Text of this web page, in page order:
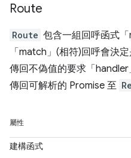
Route
Route 包含一組回呼函式
「match」(相符)回呼會決
傳回不偽值的要求「
傳回可解析的 Promise 至
屬性
建構函式